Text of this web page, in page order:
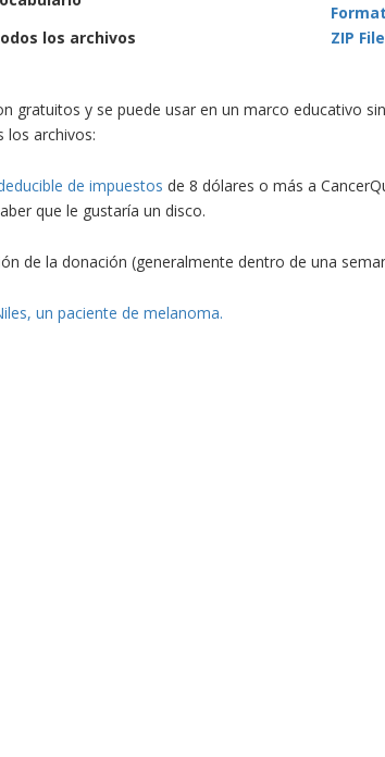
Format
los archivos
ZIP File
gratuitos y se puede usar en un marco educativo
los archivos:
de impuestos de 8 dólares o más a
que le gustaría un disco.
de la donación (generalmente dentro de una
un paciente de melanoma.